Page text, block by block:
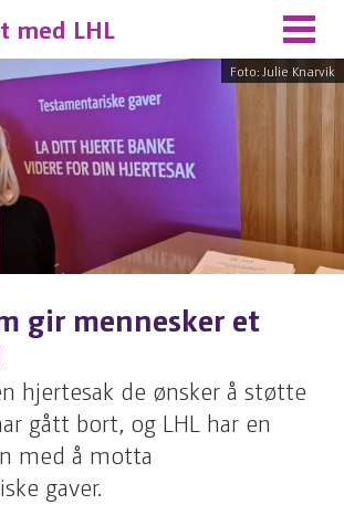
med LHL
Foto: Julie Knarvik
gir mennesker et
hjertesak de ønsker å støtte
gått bort, og LHL har en
med å motta
gaver.